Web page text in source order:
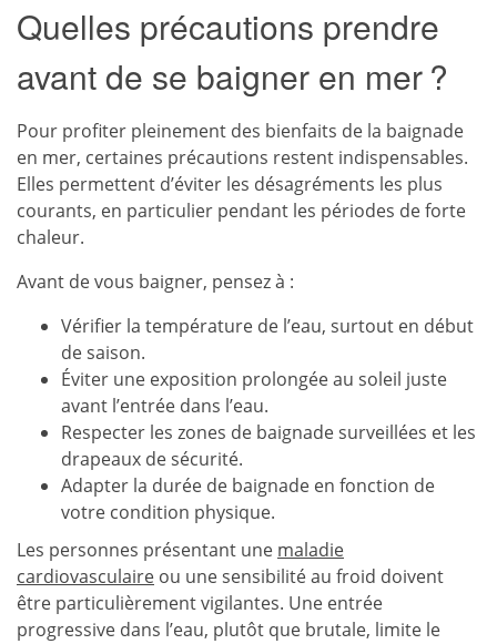
Quelles précautions prendre
avant de se baigner en mer ?
Pour profiter pleinement des bienfaits de la baignade
en mer, certaines précautions restent indispensables.
Elles permettent d’éviter les désagréments les plus
courants, en particulier pendant les périodes de forte
chaleur.
Avant de vous baigner, pensez à :
Vérifier la température de l’eau, surtout en début
de saison.
Éviter une exposition prolongée au soleil juste
avant l’entrée dans l’eau.
Respecter les zones de baignade surveillées et les
drapeaux de sécurité.
Adapter la durée de baignade en fonction de
votre condition physique.
Les personnes présentant une maladie
cardiovasculaire ou une sensibilité au froid doivent
être particulièrement vigilantes. Une entrée
progressive dans l’eau, plutôt que brutale, limite le